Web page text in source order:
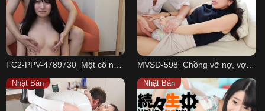
Nhật Bản Nhật Bản